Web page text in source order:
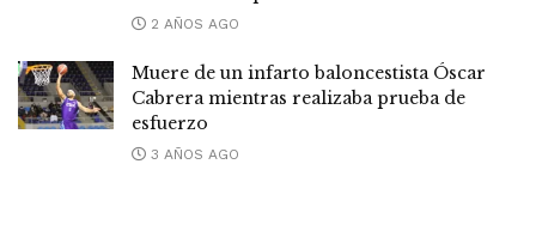
2 AÑOS AGO
Muere de un infarto baloncestista Óscar
Cabrera mientras realizaba prueba de
esfuerzo
3 AÑOS AGO